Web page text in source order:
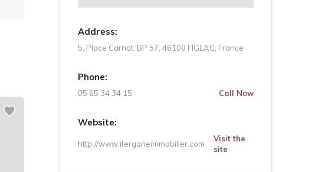
Address:
5, Place Carnot, BP 57, 46100 FIGEAC, France
Phone:
05 65 34 34 15 Call Now
Website:
http://www.iferganeimmobilier.com
Visit the
site